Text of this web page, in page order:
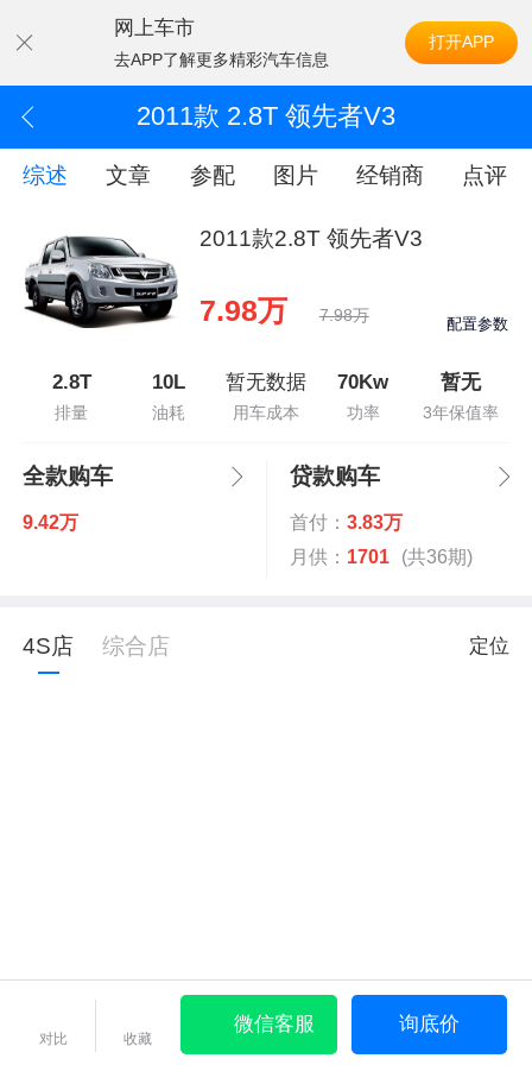
网上车市
去APP了解更多精彩汽车信息
打开APP
2011款 2.8T 领先者V3
综述 文章 参配 图片 经销商 点评
2011款2.8T 领先者V3
7.98万 7.98万 配置参数
2.8T
排量
10L
油耗
暂无数据
用车成本
70Kw
功率
暂无
3年保值率
全款购车
9.42万
贷款购车
首付： 3.83万
月供： 1701 (共36期)
4S店 综合店 定位
对比 收藏
微信客服 询底价